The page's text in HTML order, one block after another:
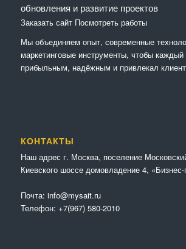
обновления и развитие проектов
Заказать сайт Посмотреть работы
Мы объединяем опыт, современные
маркетинговые инструменты, чтобы каждый
прибыльным, надёжным и привлекал
КОНТАКТЫ
Наш адрес г. Москва, поселение
Киевского шоссе домовладение 4,
Почта: info@mysait.ru
Телефон: +7(967) 580-2010